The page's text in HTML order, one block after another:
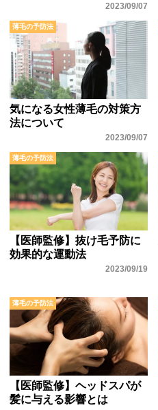
2023/09/07
薄毛の予防法
気になる女性薄毛の対策方
法について
2023/09/07
薄毛の予防法
【医師監修】抜け毛予防に
効果的な運動法
2023/09/19
薄毛の予防法
【医師監修】ヘッドスパが
髪に与える影響とは